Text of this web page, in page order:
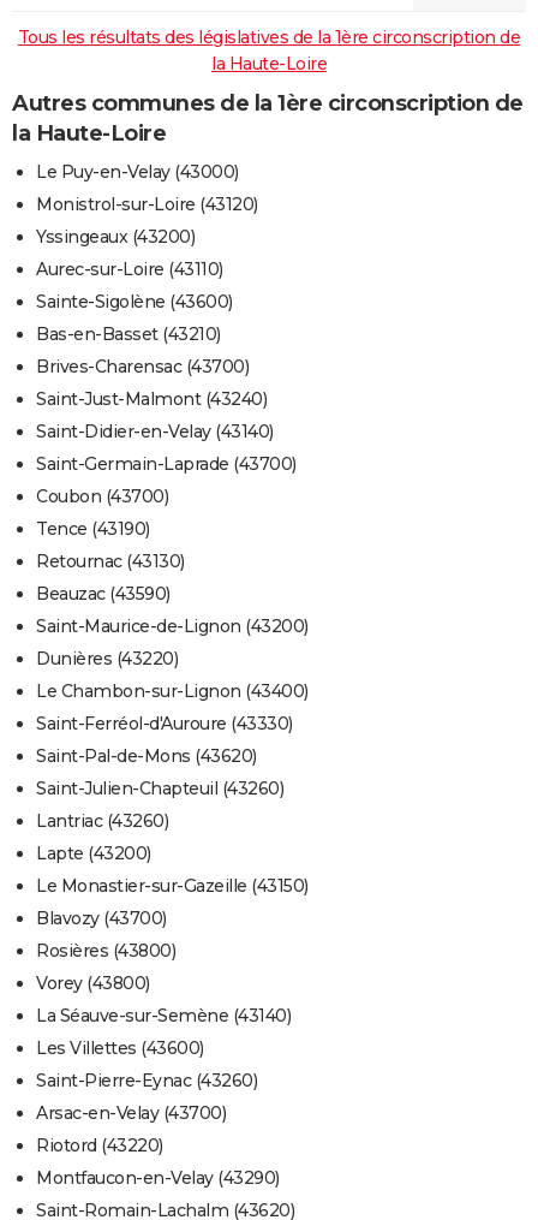
Tous les résultats des législatives de la 1ère circonscription de
la Haute-Loire
Autres communes de la 1ère circonscription de
la Haute-Loire
Le Puy-en-Velay (43000)
Monistrol-sur-Loire (43120)
Yssingeaux (43200)
Aurec-sur-Loire (43110)
Sainte-Sigolène (43600)
Bas-en-Basset (43210)
Brives-Charensac (43700)
Saint-Just-Malmont (43240)
Saint-Didier-en-Velay (43140)
Saint-Germain-Laprade (43700)
Coubon (43700)
Tence (43190)
Retournac (43130)
Beauzac (43590)
Saint-Maurice-de-Lignon (43200)
Dunières (43220)
Le Chambon-sur-Lignon (43400)
Saint-Ferréol-d'Auroure (43330)
Saint-Pal-de-Mons (43620)
Saint-Julien-Chapteuil (43260)
Lantriac (43260)
Lapte (43200)
Le Monastier-sur-Gazeille (43150)
Blavozy (43700)
Rosières (43800)
Vorey (43800)
La Séauve-sur-Semène (43140)
Les Villettes (43600)
Saint-Pierre-Eynac (43260)
Arsac-en-Velay (43700)
Riotord (43220)
Montfaucon-en-Velay (43290)
Saint-Romain-Lachalm (43620)